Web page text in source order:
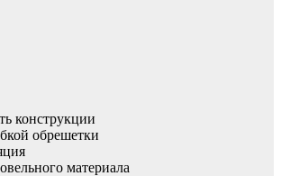
конструкции
обрешетки
материала